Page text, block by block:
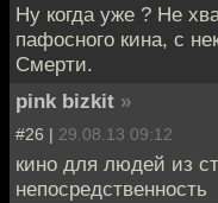
Ну когда уже ? Не
пафосного кина, с
Смерти.
pink bizkit »
#26 | 29.08.13 09:12
кино для людей из
непосредственность